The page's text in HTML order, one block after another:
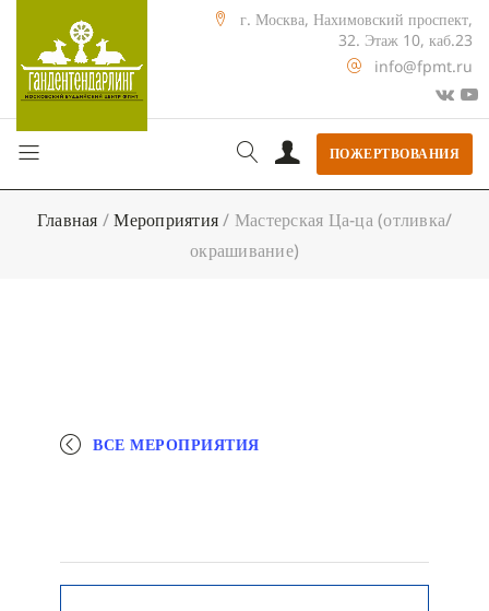
г. Москва, Нахимовский проспект,
32. Этаж 10, каб.23
info@fpmt.ru
ПОЖЕРТВОВАНИЯ
Главная /Мероприятия/ Мастерская Ца-ца (отливка/
окрашивание)
ВСЕ МЕРОПРИЯТИЯ